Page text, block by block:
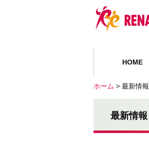
HOME
ホーム > 最新情報
最新情報